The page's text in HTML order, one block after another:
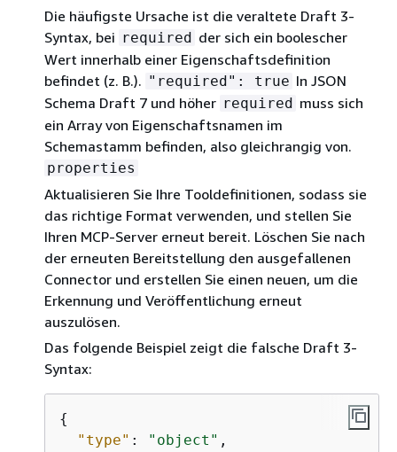
Die häufigste Ursache ist die veraltete Draft 3-
Syntax, bei required der sich ein boolescher
Wert innerhalb einer Eigenschaftsdefinition
befindet (z. B.). "required": true In JSON
Schema Draft 7 und höher required muss sich
ein Array von Eigenschaftsnamen im
Schemastamm befinden, also gleichrangig von.
properties
Aktualisieren Sie Ihre Tooldefinitionen, sodass sie
das richtige Format verwenden, und stellen Sie
Ihren MCP-Server erneut bereit. Löschen Sie nach
der erneuten Bereitstellung den ausgefallenen
Connector und erstellen Sie einen neuen, um die
Erkennung und Veröffentlichung erneut
auszulösen.
Das folgende Beispiel zeigt die falsche Draft 3-
Syntax:
{
"type" : "object" ,